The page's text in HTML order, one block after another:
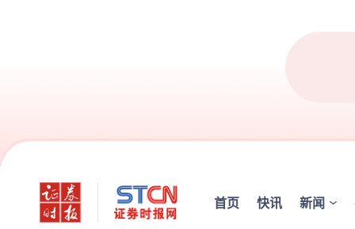
首页 快讯 新闻